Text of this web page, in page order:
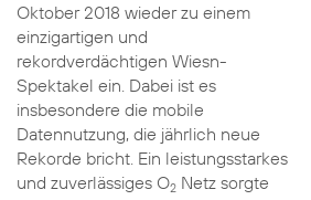
Oktober 2018 wieder zu einem
einzigartigen und
rekordverdächtigen Wiesn-
Spektakel ein. Dabei ist es
insbesondere die mobile
Datennutzung, die jährlich neue
Rekorde bricht. Ein leistungsstarkes
und zuverlässiges O2Netz sorgte